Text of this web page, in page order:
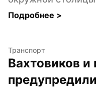
Подробнее >
Транспорт
Вахтовиков